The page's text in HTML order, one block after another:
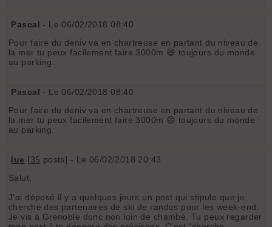
Pascal - Le 06/02/2018 08:40
Pour faire du deniv va en chartreuse en partant du niveau de
la mer tu peux facilement faire 3000m 😄 toujours du monde
au parking.
Pascal - Le 06/02/2018 08:40
Pour faire du deniv va en chartreuse en partant du niveau de
la mer tu peux facilement faire 3000m 😄 toujours du monde
au parking.
lue [35 posts] - Le 06/02/2018 20:43
Salut,
J'ai déposé il y a quelques jours un post qui stipule que je
cherche des partenaires de ski de randos pour les week-end.
Je vis à Grenoble donc non loin de chambé. Tu peux regarder